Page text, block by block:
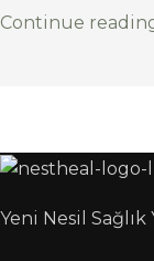
Continue
Yeni Nesil